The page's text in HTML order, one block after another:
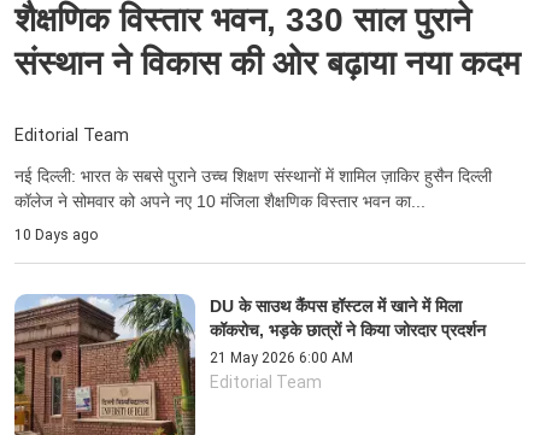
शैक्षणिक विस्तार भवन, 330 साल पुराने
संस्थान ने विकास की ओर बढ़ाया नया कदम
Editorial Team
नई दिल्ली: भारत के सबसे पुराने उच्च शिक्षण संस्थानों में शामिल ज़ाकिर हुसैन दिल्ली
कॉलेज ने सोमवार को अपने नए 10 मंजिला शैक्षणिक विस्तार भवन का...
10 Days ago
DU के साउथ कैंपस हॉस्टल में खाने में मिला
कॉकरोच, भड़के छात्रों ने किया जोरदार प्रदर्शन
21 May 2026 6:00 AM
Editorial Team